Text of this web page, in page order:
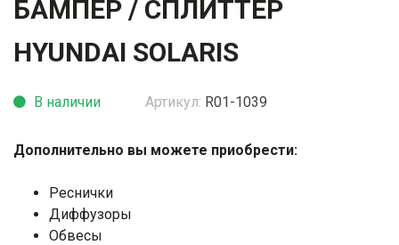
БАМПЕР / СПЛИТТЕР
HYUNDAI SOLARIS
Артикул: R01-1039
В наличии
Дополнительно вы можете приобрести:
Реснички
Диффузоры
Обвесы